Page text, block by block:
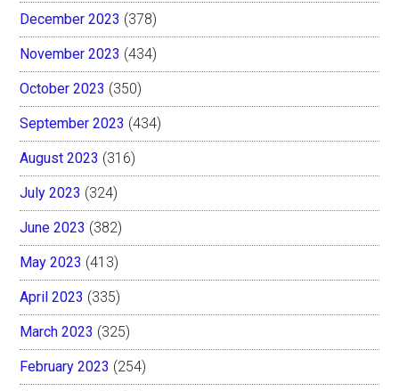
December 2023 (378)
November 2023 (434)
October 2023 (350)
September 2023 (434)
August 2023 (316)
July 2023 (324)
June 2023 (382)
May 2023 (413)
April 2023 (335)
March 2023 (325)
February 2023 (254)